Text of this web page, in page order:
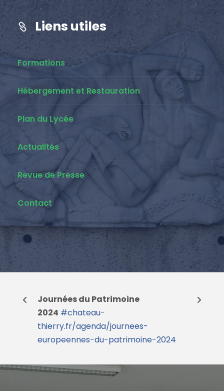
Liens utiles
Formations
Hébergement et Restauration
Plan du Lycée
Actualités
Revue de Presse
Contact
Journées du Patrimoine
2024 #chateau-
thierry.fr/agenda/journees-
europeennes-du-patrimoine-2024